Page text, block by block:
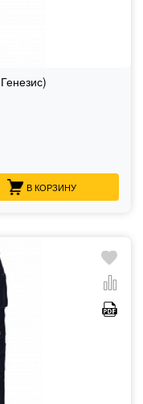
В КОРЗИНУ